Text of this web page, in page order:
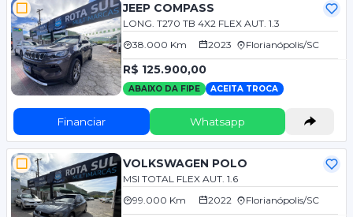
JEEP COMPASS
LONG. T270 TB 4X2 FLEX AUT. 1.3
38.000 Km
2023 Florianópolis/SC
R$ 125.900,00
ABAIXO DA FIPE ACEITA TROCA
Financiar Whatsapp
VOLKSWAGEN POLO
MSI TOTAL FLEX AUT. 1.6
99.000 Km
2022 Florianópolis/SC